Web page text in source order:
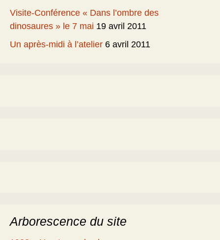
Visite-Conférence « Dans l’ombre des
dinosaures » le 7 mai 19 avril 2011
Un après-midi à l’atelier 6 avril 2011
Arborescence du site